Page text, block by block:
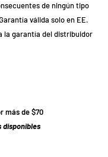
de ningún tipo
válida solo en EE.
la garantía del distribuidor
más de $70
disponibles